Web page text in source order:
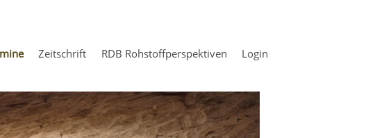
Zeitschrift RDB Rohstoffperspektiven Login